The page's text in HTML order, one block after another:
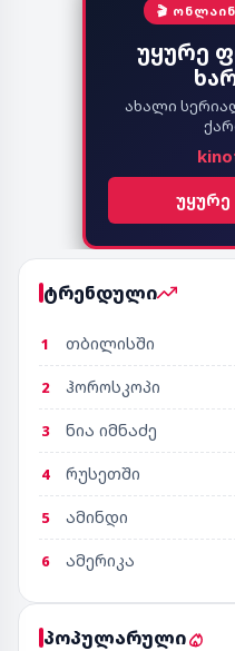
🎬
უყურე
ახალი
ტრენდული
1 თბილისში
2 ჰოროსკოპი
3 ნია იმნაძე
4 რუსეთში
5 ამინდი
6 ამერიკა
პოპულარული